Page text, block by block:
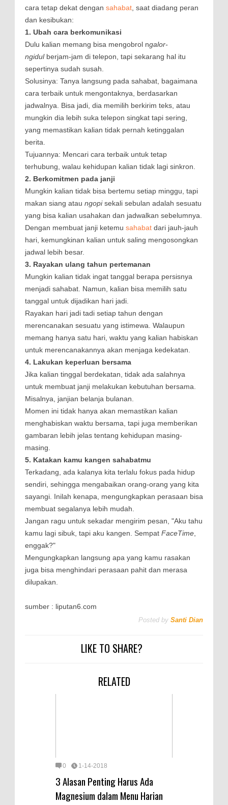
cara tetap dekat dengan sahabat , saat diadang peran
dan kesibukan:
1. Ubah cara berkomunikasi
Dulu kalian memang bisa mengobrol ngalor-
ngidulberjam-jam di telepon, tapi sekarang hal itu
sepertinya sudah susah.
Solusinya: Tanya langsung pada sahabat, bagaimana
cara terbaik untuk mengontaknya, berdasarkan
jadwalnya. Bisa jadi, dia memilih berkirim teks, atau
mungkin dia lebih suka telepon singkat tapi sering,
yang memastikan kalian tidak pernah ketinggalan
berita.
Tujuannya: Mencari cara terbaik untuk tetap
terhubung, walau kehidupan kalian tidak lagi sinkron.
2. Berkomitmen pada janji
Mungkin kalian tidak bisa bertemu setiap minggu, tapi
makan siang atau ngopisekali sebulan adalah sesuatu
yang bisa kalian usahakan dan jadwalkan sebelumnya.
Dengan membuat janji ketemu sahabat dari jauh-jauh
hari, kemungkinan kalian untuk saling mengosongkan
jadwal lebih besar.
3. Rayakan ulang tahun pertemanan
Mungkin kalian tidak ingat tanggal berapa persisnya
menjadi sahabat. Namun, kalian bisa memilih satu
tanggal untuk dijadikan hari jadi.
Rayakan hari jadi tadi setiap tahun dengan
merencanakan sesuatu yang istimewa. Walaupun
memang hanya satu hari, waktu yang kalian habiskan
untuk merencanakannya akan menjaga kedekatan.
4. Lakukan keperluan bersama
Jika kalian tinggal berdekatan, tidak ada salahnya
untuk membuat janji melakukan kebutuhan bersama.
Misalnya, janjian belanja bulanan.
Momen ini tidak hanya akan memastikan kalian
menghabiskan waktu bersama, tapi juga memberikan
gambaran lebih jelas tentang kehidupan masing-
masing.
5. Katakan kamu kangen sahabatmu
Terkadang, ada kalanya kita terlalu fokus pada hidup
sendiri, sehingga mengabaikan orang-orang yang kita
sayangi. Inilah kenapa, mengungkapkan perasaan bisa
membuat segalanya lebih mudah.
Jangan ragu untuk sekadar mengirim pesan, "Aku tahu
kamu lagi sibuk, tapi aku kangen. Sempat FaceTime
enggak?"
Mengungkapkan langsung apa yang kamu rasakan
juga bisa menghindari perasaan pahit dan merasa
dilupakan.
sumber : liputan6.com
Posted by Santi Dian
LIKE TO SHARE?
RELATED
0 1-14-2018
3 Alasan Penting Harus Ada
Magnesium dalam Menu Harian